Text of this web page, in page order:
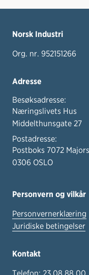
Norsk Industri
Org. nr. 952151266
Adresse
Besøksadresse:
Næringslivets Hus
Middelthunsgate 27
Postadresse:
Postboks 7072
0306 OSLO
Personvern og vilkår
Personvernerklæring
Juridiske betingelser
Kontakt